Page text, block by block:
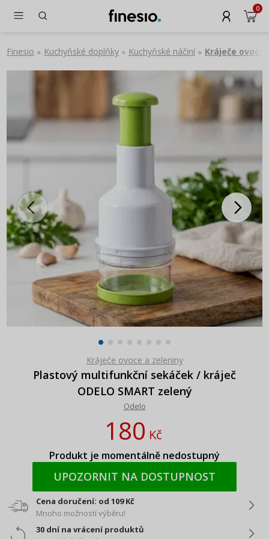
0
Finesio » Kuchyňské doplňky » Kuchyňské náčiní » Kráječe ovoce
Kráječe ovoce a zeleniny
Plastový multifunkční sekáček / kráječ
ODELO SMART zelený
Odelo
180Kč
Produkt je momentálně nedostupný
UPOZORNIT NA DOSTUPNOST
Cena doručení: od 109 Kč
Mnoho možností výběru!
30 dní na vrácení produktů